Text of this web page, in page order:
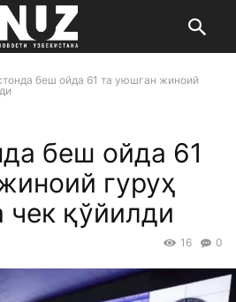
беш ойда 61 та уюшган жиноий
беш ойда 61
гуруҳ
чек қўйилди
0
16